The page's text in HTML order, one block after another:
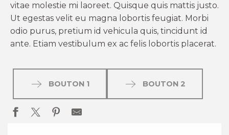
vitae molestie mi laoreet. Quisque quis mattis justo.
Ut egestas velit eu magna lobortis feugiat. Morbi
odio purus, pretium id vehicula quis, tincidunt id
ante. Etiam vestibulum ex ac felis lobortis placerat.
BOUTON 1 BOUTON 2